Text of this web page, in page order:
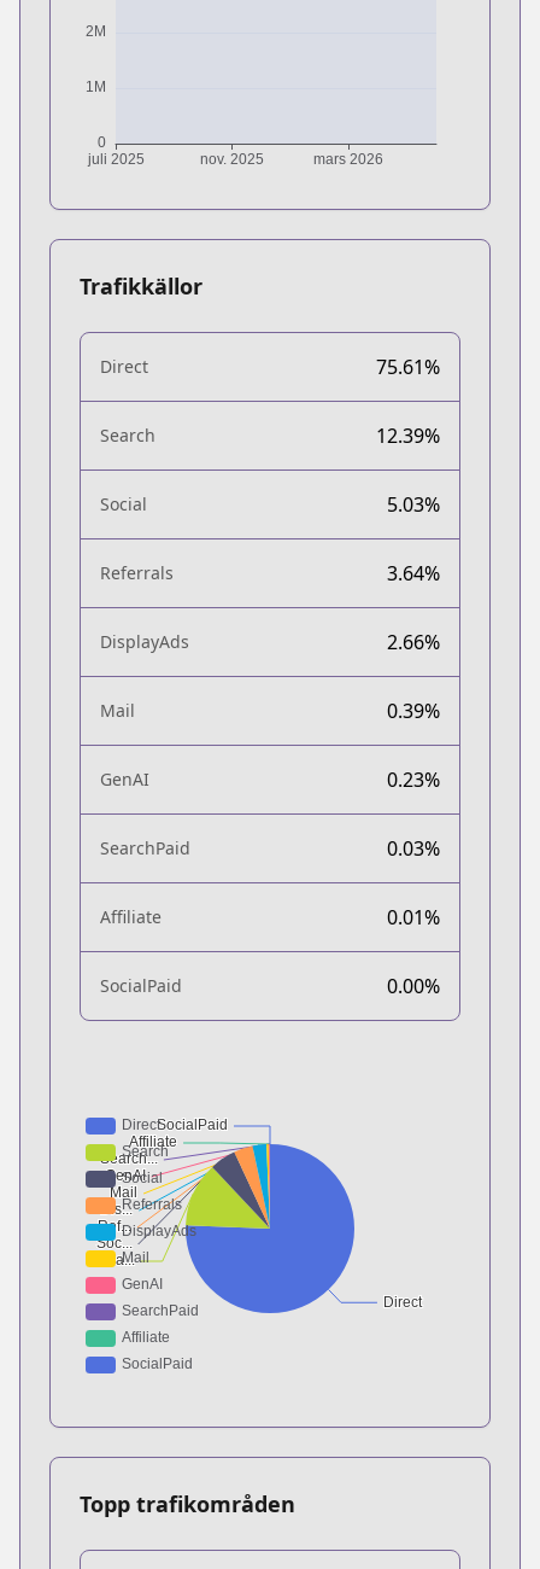
Trafikkällor
Direct 75.61%
Search 12.39%
Social 5.03%
Referrals 3.64%
DisplayAds 2.66%
Mail 0.39%
GenAI 0.23%
SearchPaid 0.03%
Affiliate 0.01%
SocialPaid 0.00%
Topp trafikområden